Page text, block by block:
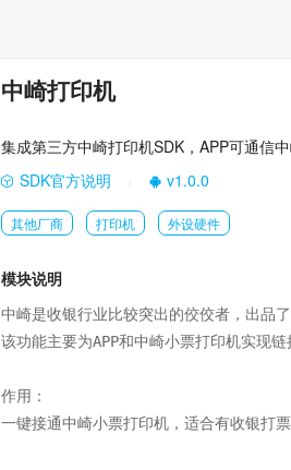
中崎打印机
集成第三方中崎打印机SDK，APP可通信
SDK官方说明
v1.0.0
其他厂商 打印机 外设硬件
模块说明
中崎是收银行业比较突出的佼佼者，出品
该功能主要为APP和中崎小票打印机实现
作用：
一键接通中崎小票打印机，适合有收银打